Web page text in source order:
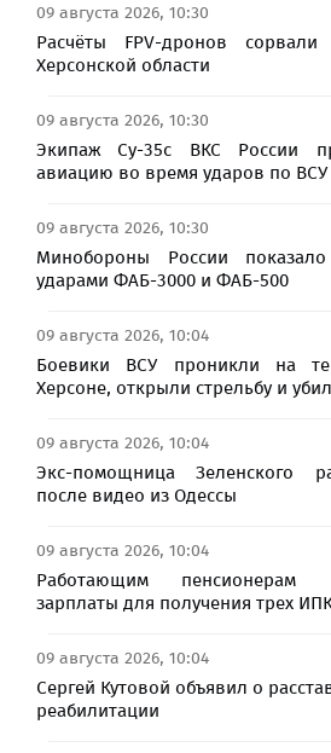
09 августа 2026, 10:30
Расчёты FPV-дронов
Херсонской области
09 августа 2026, 10:30
Экипаж Су-35с ВКС России
авиацию во время ударов по ВСУ
09 августа 2026, 10:30
Минобороны России
ударами ФАБ-3000 и ФАБ-500
09 августа 2026, 10:04
Боевики ВСУ проникли на
Херсоне, открыли стрельбу и
09 августа 2026, 10:04
Экс-помощница Зеленского
после видео из Одессы
09 августа 2026, 10:04
Работающим пенсионерам
зарплаты для получения трех
09 августа 2026, 10:04
Сергей Кутовой объявил о
реабилитации